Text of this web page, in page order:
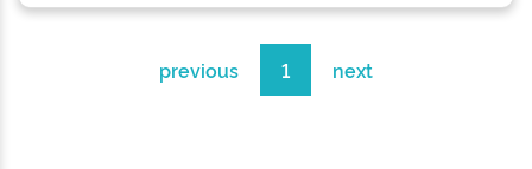
previous 1 next